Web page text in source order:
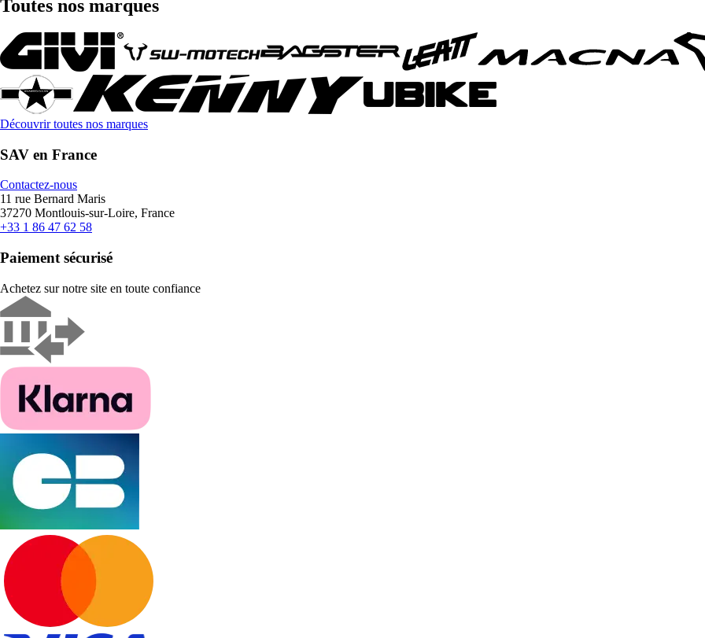
Toutes nos marques
Découvrir toutes nos marques
SAV en France
Contactez-nous
11 rue Bernard Maris
37270 Montlouis-sur-Loire, France
+33 1 86 47 62 58
Paiement sécurisé
Achetez sur notre site en toute confiance